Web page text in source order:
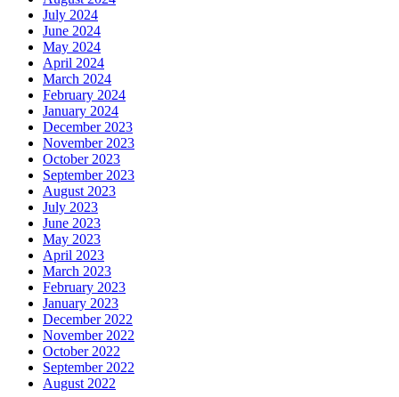
July 2024
June 2024
May 2024
April 2024
March 2024
February 2024
January 2024
December 2023
November 2023
October 2023
September 2023
August 2023
July 2023
June 2023
May 2023
April 2023
March 2023
February 2023
January 2023
December 2022
November 2022
October 2022
September 2022
August 2022